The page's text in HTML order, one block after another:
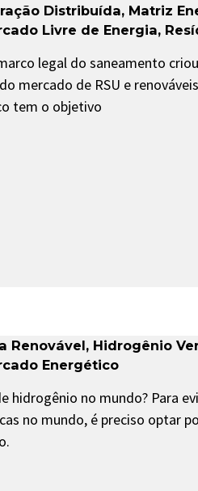
Distribuída, Matriz
Livre de Energia,
legal do saneamento
mercado de RSU e
tem o objetivo
Renovável, Hidrogênio
Energético
hidrogênio no mundo? Para
no mundo, é preciso optar